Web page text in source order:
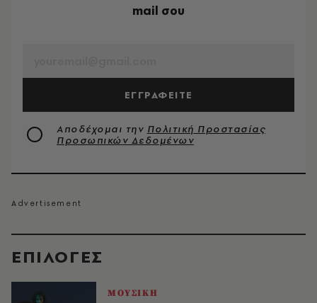
EΠΙΛΟΓΈΣ
ΜΟΥΣΙΚΗ
mail σου
ΕΓΓΡΑΦΕΙΤΕ
Αποδέχομαι την Πολιτική Προστασίας
Προσωπικών Δεδομένων